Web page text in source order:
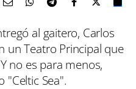
al gaitero, Carlos
un Teatro Principal que
no es para menos,
"Celtic Sea".